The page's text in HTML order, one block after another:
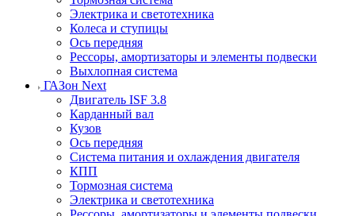
Электрика и светотехника
Колеса и ступицы
Ось передняя
Рессоры, амортизаторы и элементы подвески
Выхлопная система
ГАЗон Next
Двигатель ISF 3.8
Карданный вал
Кузов
Ось передняя
Система питания и охлаждения двигателя
КПП
Тормозная система
Электрика и светотехника